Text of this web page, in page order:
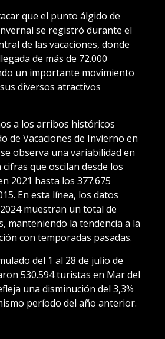
que el punto álgido de
se registró durante el
de las vacaciones, donde
de más de 72.000
un importante movimiento
diversos atractivos
a los arribos históricos
de Vacaciones de Invierno en
observa una variabilidad en
que oscilan desde los
2021 hasta los 377.675
En esta línea, los datos
muestran un total de
manteniendo la tendencia a la
con temporadas pasadas.
del 1 al 28 de julio de
530.594 turistas en Mar del
una disminución del 3,3%
período del año anterior.